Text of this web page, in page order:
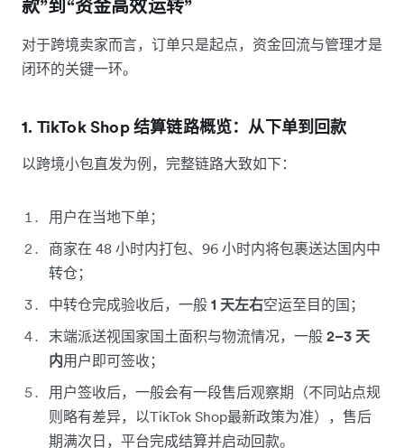
款”到“资金高效运转”
对于跨境卖家而言，订单只是起点，资金回流与管理才是
闭环的关键一环。
1. TikTok Shop 结算链路概览：从下单到回款
以跨境小包直发为例，完整链路大致如下：
用户在当地下单；
商家在 48 小时内打包、96 小时内将包裹送达国内中
转仓；
中转仓完成验收后，一般 1 天左右空运至目的国；
末端派送视国家国土面积与物流情况，一般 2–3 天
内用户即可签收；
用户签收后，一般会有一段售后观察期（不同站点规
则略有差异，以TikTok Shop最新政策为准），售后
期满次日，平台完成结算并启动回款。